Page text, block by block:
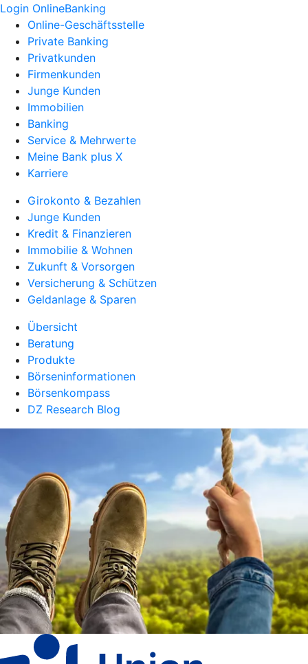
Login OnlineBanking
Online-Geschäftsstelle
Private Banking
Privatkunden
Firmenkunden
Junge Kunden
Immobilien
Banking
Service & Mehrwerte
Meine Bank plus X
Karriere
Girokonto & Bezahlen
Junge Kunden
Kredit & Finanzieren
Immobilie & Wohnen
Zukunft & Vorsorgen
Versicherung & Schützen
Geldanlage & Sparen
Übersicht
Beratung
Produkte
Börseninformationen
Börsenkompass
DZ Research Blog